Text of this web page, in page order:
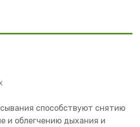
способствуют снятию
и облегчению дыхания и